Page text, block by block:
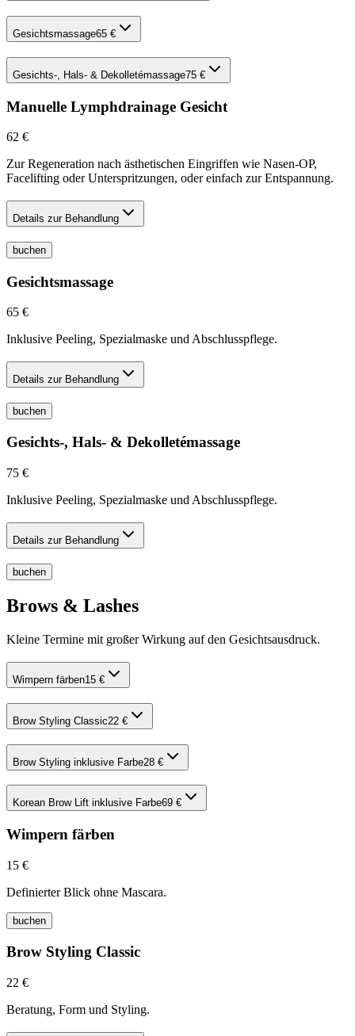
Gesichtsmassage65 €
Gesichts-, Hals- & Dekolletémassage75 €
Manuelle Lymphdrainage Gesicht
62 €
Zur Regeneration nach ästhetischen Eingriffen wie Nasen-OP,
Facelifting oder Unterspritzungen, oder einfach zur Entspannung.
Details zur Behandlung
buchen
Gesichtsmassage
65 €
Inklusive Peeling, Spezialmaske und Abschlusspflege.
Details zur Behandlung
buchen
Gesichts-, Hals- & Dekolletémassage
75 €
Inklusive Peeling, Spezialmaske und Abschlusspflege.
Details zur Behandlung
buchen
Brows & Lashes
Kleine Termine mit großer Wirkung auf den Gesichtsausdruck.
Wimpern färben15 €
Brow Styling Classic22 €
Brow Styling inklusive Farbe28 €
Korean Brow Lift inklusive Farbe69 €
Wimpern färben
15 €
Definierter Blick ohne Mascara.
buchen
Brow Styling Classic
22 €
Beratung, Form und Styling.